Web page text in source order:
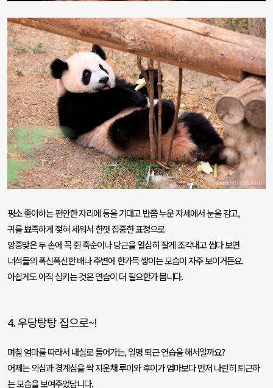
평소 좋아하는 편안한 자리에 등을 기대고 반쯤 누운 자세에서 눈을 감고,
귀를 뾰족하게 젖혀 세워서 한껏 집중한 표정으로
앙증맞은 두 손에 꼭 쥔 죽순이나 당근을 열심히 잘게 조각내고 씹다 보면
녀석들의 폭신폭신한 배나 주변에 한가득 쌓이는 모습이 자주 보이거든요.
아쉽게도 아직 삼키는 것은 연습이 더 필요한가 봅니다.
4.우당탕탕 집으로~!
며칠 엄마를 따라서 내실로 들어가는,일명 퇴근 연습을 해서일까요?
어제는 의심과 경계심을 싹 지운채 루이와 후이가 엄마보다 먼저 나란히 퇴근하
는 모습을 보여주었답니다.